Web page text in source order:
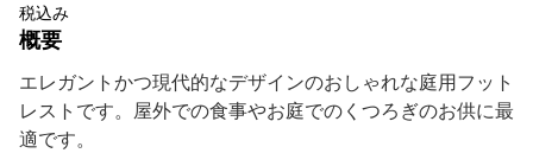
税込み
概要
エレガントかつ現代的なデザインのおしゃれな庭用フット
レストです。屋外での食事やお庭でのくつろぎのお供に最
適です。